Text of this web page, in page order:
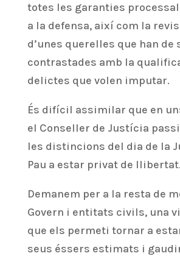
totes les garanties
a la defensa, així com la
d’unes querelles que han de
contrastades amb la
delictes que volen imputar.
És difícil assimilar que en
el Conseller de Justícia
les distincions del dia de la
Pau a estar privat de llibertat.
Demanem per a la resta de
Govern i entitats civils, una
que els permeti tornar a
seus éssers estimats i